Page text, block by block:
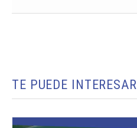
TE PUEDE INTERESAR